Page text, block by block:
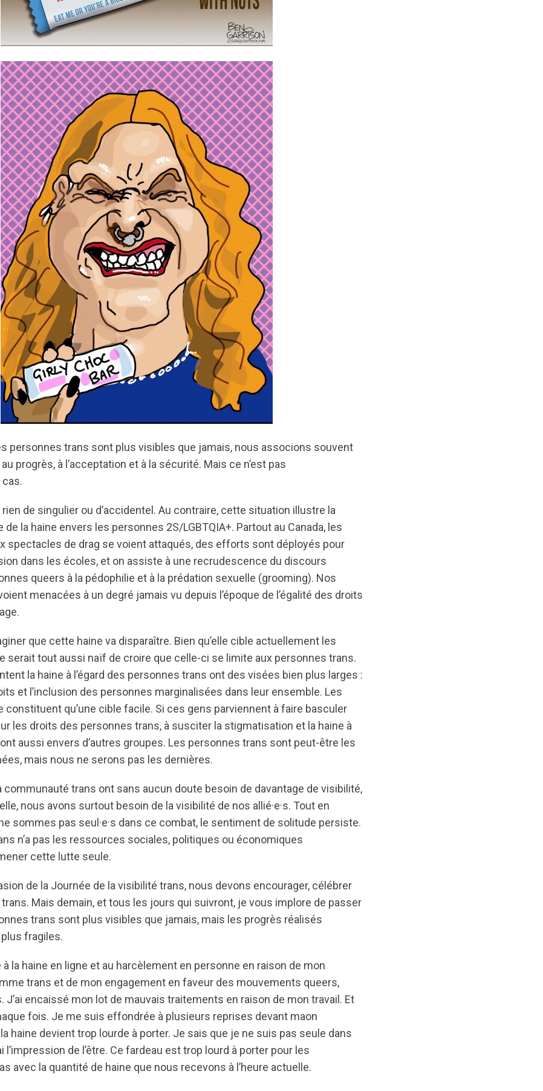
personnes trans sont plus visibles que jamais, nous associons souvent
progrès, à l’acceptation et à la sécurité. Mais ce n’est pas
rien de singulier ou d’accidentel. Au contraire, cette situation illustre la
la haine envers les personnes 2S/LGBTQIA+. Partout au Canada, les
spectacles de drag se voient attaqués, des efforts sont déployés pour
dans les écoles, et on assiste à une recrudescence du discours
queers à la pédophilie et à la prédation sexuelle (grooming). Nos
menacées à un degré jamais vu depuis l’époque de l’égalité des droits
que cette haine va disparaître. Bien qu’elle cible actuellement les
serait tout aussi naïf de croire que celle-ci se limite aux personnes trans.
la haine à l’égard des personnes trans ont des visées bien plus larges :
et l’inclusion des personnes marginalisées dans leur ensemble. Les
constituent qu’une cible facile. Si ces gens parviennent à faire basculer
les droits des personnes trans, à susciter la stigmatisation et la haine à
aussi envers d’autres groupes. Les personnes trans sont peut-être les
mais nous ne serons pas les dernières.
communauté trans ont sans aucun doute besoin de davantage de visibilité,
nous avons surtout besoin de la visibilité de nos allié·e·s. Tout en
sommes pas seul·e·s dans ce combat, le sentiment de solitude persiste.
n’a pas les ressources sociales, politiques ou économiques
cette lutte seule.
de la Journée de la visibilité trans, nous devons encourager, célébrer
Mais demain, et tous les jours qui suivront, je vous implore de passer
trans sont plus visibles que jamais, mais les progrès réalisés
fragiles.
la haine en ligne et au harcèlement en personne en raison de mon
trans et de mon engagement en faveur des mouvements queers,
encaissé mon lot de mauvais traitements en raison de mon travail. Et
fois. Je me suis effondrée à plusieurs reprises devant maon
haine devient trop lourde à porter. Je sais que je ne suis pas seule dans
l’impression de l’être. Ce fardeau est trop lourd à porter pour les
avec la quantité de haine que nous recevons à l’heure actuelle.